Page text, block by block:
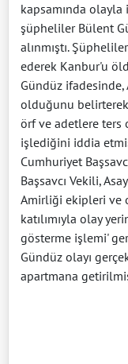
kapsamında
şüpheliler Bülent
alınmıştı.
ederek Kanbur'u
Gündüz ifadesinde,
olduğunu
örf ve adetlere ters
işlediğini iddia
Cumhuriyet
Başsavcı Vekili,
Amirliği ekipleri ve
katılımıyla olay
gösterme işlemi'
Gündüz olayı
apartmana